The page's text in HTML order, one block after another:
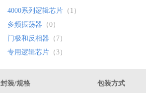
4000系列逻辑芯片 （1）
多频振荡器 （0）
门极和反相器 （7）
专用逻辑芯片 （3）
封装/规格 包装方式